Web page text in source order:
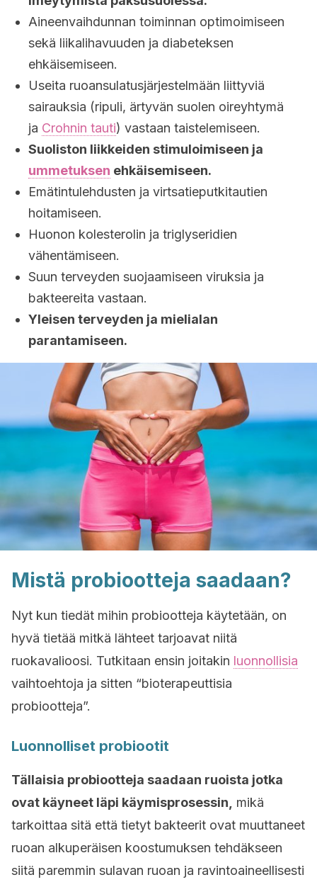
Aineenvaihdunnan toiminnan optimoimiseen
sekä liikalihavuuden ja diabeteksen
ehkäisemiseen.
Useita ruoansulatusjärjestelmään liittyviä
sairauksia (ripuli, ärtyvän suolen oireyhtymä
ja Crohnin tauti) vastaan taistelemiseen.
Suoliston liikkeiden stimuloimiseen ja
ummetuksen ehkäisemiseen.
Emätintulehdusten ja virtsatieputkitautien
hoitamiseen.
Huonon kolesterolin ja triglyseridien
vähentämiseen.
Suun terveyden suojaamiseen viruksia ja
bakteereita vastaan.
Yleisen terveyden ja mielialan
parantamiseen.
Mistä probiootteja saadaan?
Nyt kun tiedät mihin probiootteja käytetään, on
hyvä tietää mitkä lähteet tarjoavat niitä
ruokavalioosi. Tutkitaan ensin joitakin luonnollisia
vaihtoehtoja ja sitten “bioterapeuttisia
probiootteja”.
Luonnolliset probiootit
Tällaisia probiootteja saadaan ruoista jotka
ovat käyneet läpi käymisprosessin,
mikä
tarkoittaa sitä että tietyt bakteerit ovat muuttaneet
ruoan alkuperäisen koostumuksen tehdäkseen
siitä paremmin sulavan ruoan ja ravintoaineellisesti